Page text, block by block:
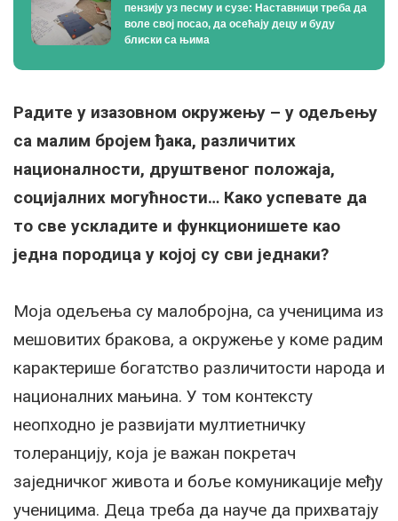
пензију уз песму и сузе: Наставници треба да
воле свој посао, да осећају децу и буду
блиски са њима
Радите у изазовном окружењу – у одељењу
са малим бројем ђака, различитих
националности, друштвеног положаја,
социјалних могућности… Како успевате да
то све ускладите и функционишете као
једна породица у којој су сви једнаки?
Моја одељења су малобројна, са ученицима из
мешовитих бракова, а окружење у коме радим
карактерише богатство различитости народа и
националних мањина. У том контексту
неопходно је развијати мултиетничку
толеранцију, која је важан покретач
заједничког живота и боље комуникације међу
ученицима. Деца треба да науче да прихватају